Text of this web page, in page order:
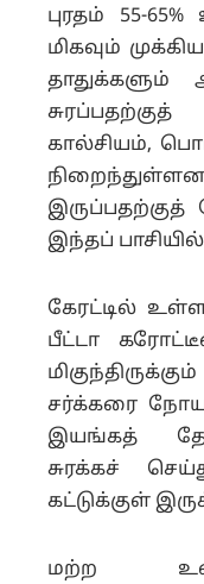
புரதம் 55-
மிகவும்
தாதுக்களும்
கால்சியம்,
இந்தப்
கேரட்டில்
பீட்டா
சர்க்கரை
இயங்கத்
சுரக்கச்
கட்டுக்குள்
மற்ற